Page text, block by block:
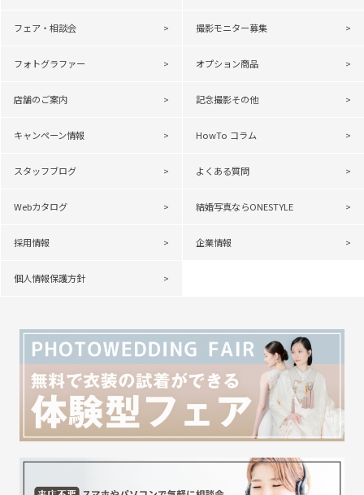
フェア・相談会 撮影モニター募集
フォトグラファー オプション商品
店舗のご案内 記念撮影その他
キャンペーン情報 HowTo コラム
スタッフブログ よくある質問
Webカタログ 結婚写真ならONESTYLE
採用情報 企業情報
個人情報保護方針